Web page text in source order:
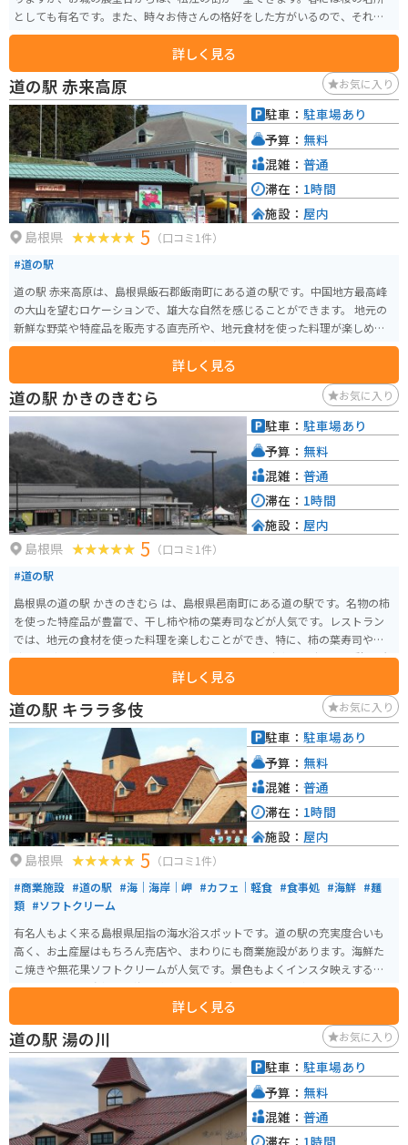
としても有名です。また、時々お侍さんの格好をした方がいるので、それも
楽しめます。
詳しく見る
道の駅 赤来高原 お気に入り
島根県 5 （口コミ1件）
#道の駅
道の駅 赤来高原は、島根県飯石郡飯南町にある道の駅です。中国地方最高峰
の大山を望むロケーションで、雄大な自然を感じることができます。 地元の
新鮮な野菜や特産品を販売する直売所や、地元食材を使った料理が楽しめる
レストランがあります。おすすめは、飯南町産のそば粉を使った手打ちそば
ラートを楽しむことができます。 バイクで訪れる際は、道の駅から眺める大
山の景色は格別です。駐車場も広く、休憩場所としても最適です。周辺には、
ワイン工場や温泉施設などもあり、観光拠点としてもおすすめです。
詳しく見る
駐車： 駐車場あり
予算： 無料
混雑： 普通
滞在： 1時間
施設： 屋内
道の駅 かきのきむら お気に入り
島根県 5 （口コミ1件）
#道の駅
島根県の道の駅 かきのきむら は、島根県邑南町にある道の駅です。名物の柿
を使った特産品が豊富で、干し柿や柿の葉寿司などが人気です。レストラン
では、地元の食材を使った料理を楽しむことができ、特に、柿の葉寿司や、
猪肉うどんがおすすめです。 バイクで訪れる場合、駐車場も広く、休憩場所
としても最適です。道の駅周辺には、自然豊かな景色が広がっており、ツー
リングにも最適なエリアです。道の駅から少し足をのばせば、断魚渓や、香
木の森公園など、自然を満喫できる観光スポットもあります。秋には、紅葉も
楽しむことができます。 邑南町は、自然豊かな場所で、特産品としては、柿
の他に、ブルーベリーや、ワインなども有名です。道の駅 かきのきむら は、
そんな邑南町の魅力を満喫できるスポットです。
詳しく見る
駐車： 駐車場あり
予算： 無料
混雑： 普通
滞在： 1時間
施設： 屋内
道の駅 キララ多伎 お気に入り
島根県 5 （口コミ1件）
#商業施設 #道の駅 #海｜海岸｜岬 #カフェ｜軽食 #食事処 #海鮮 #麺
類 #ソフトクリーム
有名人もよく来る島根県屈指の海水浴スポットです。道の駅の充実度合いも
高く、お土産屋はもちろん売店や、まわりにも商業施設があります。海鮮た
こ焼きや無花果ソフトクリームが人気です。景色もよくインスタ映えするス
ポットもあり、島根県の海岸線をツーリングするならぜひ寄りたいスポット
詳しく見る
駐車： 駐車場あり
予算： 無料
混雑： 普通
滞在： 1時間
施設： 屋内
道の駅 湯の川 お気に入り
駐車： 駐車場あり
予算： 無料
混雑： 普通